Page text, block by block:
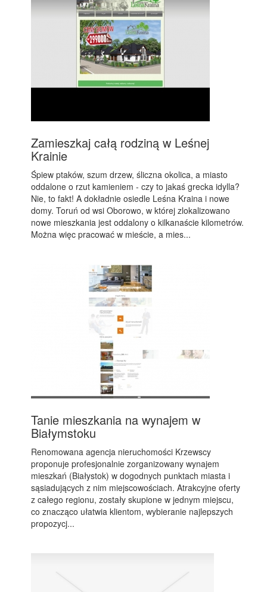
Zamieszkaj całą rodziną w Leśnej
Krainie
Śpiew ptaków, szum drzew, śliczna okolica, a miasto
oddalone o rzut kamieniem - czy to jakaś grecka idylla?
Nie, to fakt! A dokładnie osiedle Leśna Kraina i nowe
domy. Toruń od wsi Oborowo, w której zlokalizowano
nowe mieszkania jest oddalony o kilkanaście kilometrów.
Można więc pracować w mieście, a mies...
Tanie mieszkania na wynajem w
Białymstoku
Renomowana agencja nieruchomości Krzewscy
proponuje profesjonalnie zorganizowany wynajem
mieszkań (Białystok) w dogodnych punktach miasta i
sąsiadujących z nim miejscowościach. Atrakcyjne oferty
z całego regionu, zostały skupione w jednym miejscu,
co znacząco ułatwia klientom, wybieranie najlepszych
propozycj...